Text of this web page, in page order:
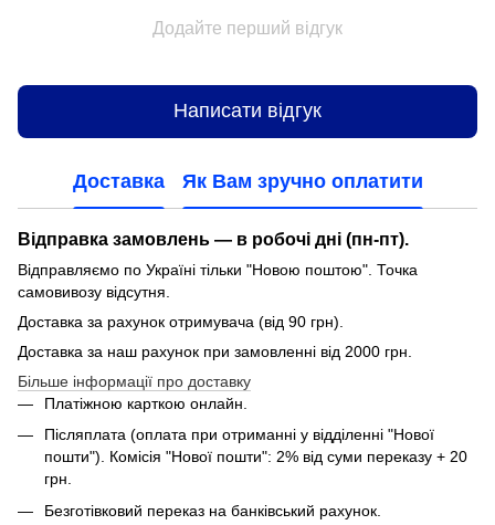
Додайте перший відгук
Написати відгук
Доставка Як Вам зручно оплатити
Відправка замовлень — в робочі дні (пн-пт).
Відправляємо по Україні тільки "Новою поштою". Точка
самовивозу відсутня.
Доставка за рахунок отримувача (від 90 грн).
Доставка за наш рахунок при замовленні від 2000 грн.
Більше інформації про доставку
Платіжною карткою онлайн.
Післяплата (оплата при отриманні у відділенні "Нової
пошти"). Комісія "Нової пошти": 2% від суми переказу + 20
грн.
Безготівковий переказ на банківський рахунок.